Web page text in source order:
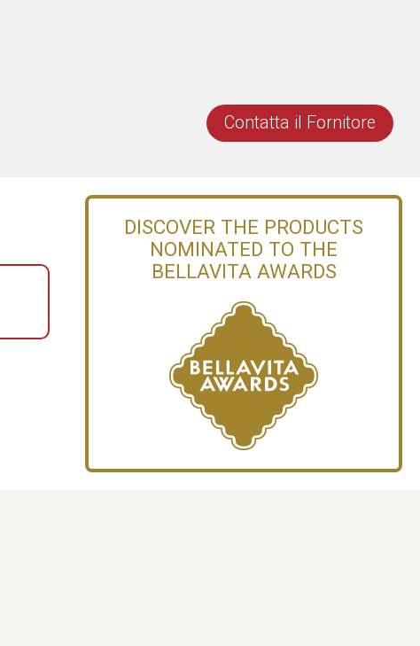
Contatta il Fornitore
DISCOVER THE PRODUCTS
NOMINATED TO THE
BELLAVITA AWARDS